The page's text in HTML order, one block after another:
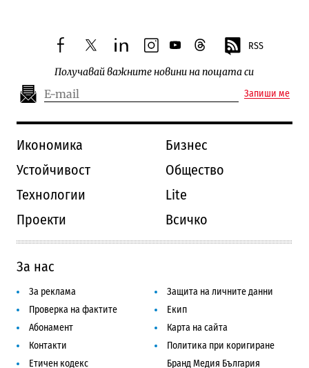
facebooktwitterlinkedininstagram
youtubethreads RSS
Получавай важните новини на пощата си
Запиши ме
Икономика
Бизнес
Устойчивост
Общество
Технологии
Lite
Проекти
Всичко
За нас
За реклама
Защита на личните данни
Проверка на фактите
Екип
Абонамент
Карта на сайта
Контакти
Политика при коригиране
Етичен кодекс
Бранд Медия България